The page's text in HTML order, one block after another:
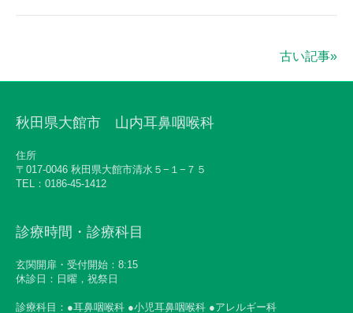
古い記事»
秋田県大館市 山内耳鼻咽喉科
住所
〒017-0046 秋田県大館市清水５−１−７５
TEL：0186-45-1412
診療時間・診療科目
玄関開扉・受付開始：8:15
休診日：日曜，祝祭日
診療科目：●耳鼻咽喉科 ●小児耳鼻咽喉科 ●アレルギー科